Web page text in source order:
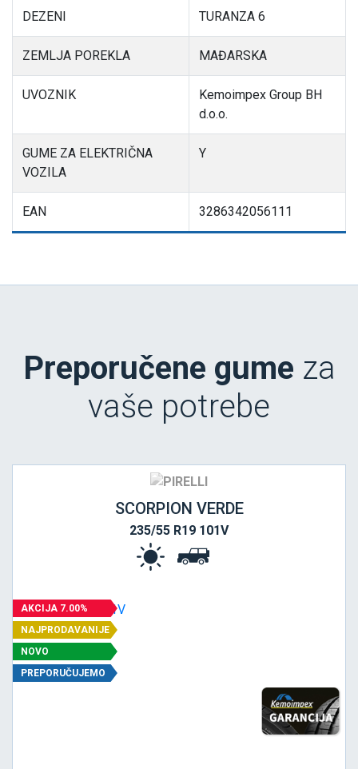
DEZENI TURANZA 6
ZEMLJA POREKLA MAĐARSKA
UVOZNIK
Kemoimpex Group BH
d.o.o.
GUME ZA ELEKTRIČNA
VOZILA
Y
EAN 3286342056111
Preporučene gume za
vaše potrebe
SCORPION VERDE
235/55 R19 101V
AKCIJA 7.00%
NAJPRODAVANIJE
NOVO
PREPORUČUJEMO